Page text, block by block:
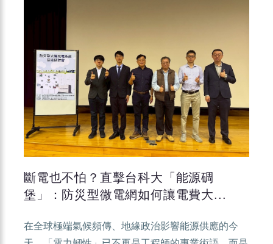
斷電也不怕？直擊台科大「能源碉
堡」：防災型微電網如何讓電費大...
在全球極端氣候頻傳、地緣政治影響能源供應的今